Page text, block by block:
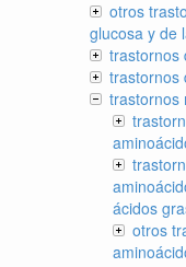
otros
glucosa y de
trastornos
trastornos
trastornos
ácidos
otros